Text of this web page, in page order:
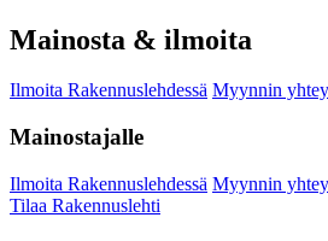
Mainosta & ilmoita
Ilmoita Rakennuslehdessä Myynnin
Mainostajalle
Ilmoita Rakennuslehdessä Myynnin
Tilaa Rakennuslehti